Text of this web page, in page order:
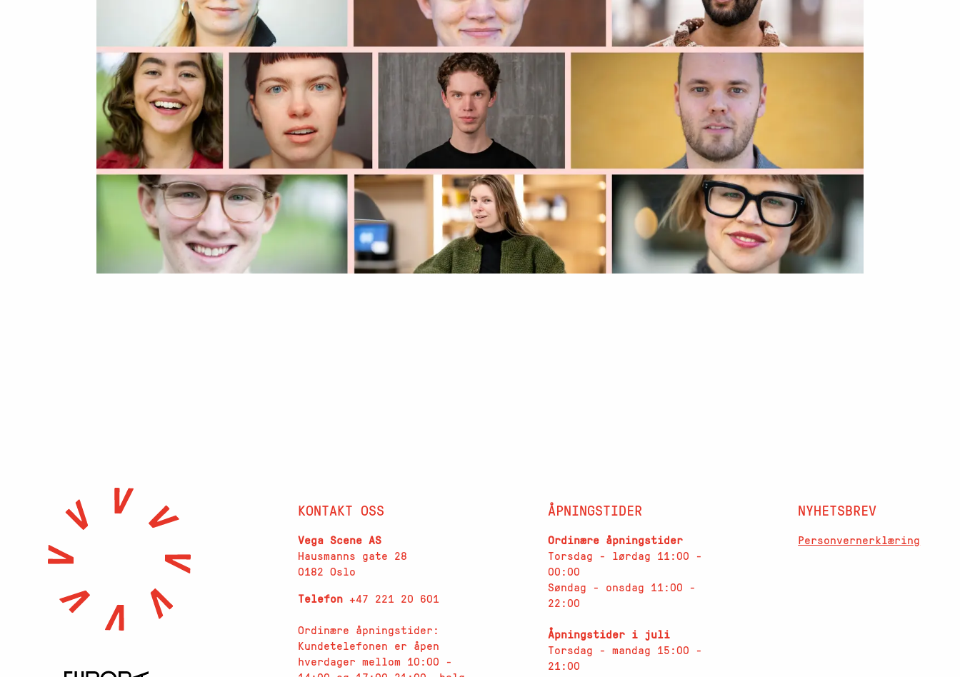
KONTAKT OSS
Vega Scene AS
Hausmanns gate 28
0182 Oslo
Telefon+47 221 20 601
Ordinære åpningstider:
Kundetelefonen er åpen
hverdager mellom 10:00 -
ÅPNINGSTIDER
Ordinære åpningstider
Torsdag - lørdag 11:00 -
00:00
Søndag - onsdag 11:00 -
22:00
Åpningstider i juli
Torsdag - mandag 15:00 -
21:00
NYHETSBREV
Personvernerklæring